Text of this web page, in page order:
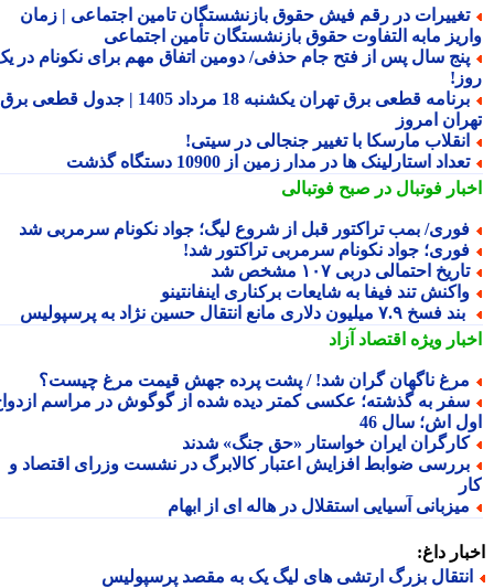
در رقم فیش حقوق بازنشستگان تامین اجتماعی | زمان
مابه التفاوت حقوق بازنشستگان تأمین اجتماعی
سال پس از فتح جام حذفی/ دومین اتفاق مهم برای نکونام در یک
برنامه قطعی برق تهران یکشنبه 18 مرداد 1405 | جدول قطعی برق
امروز
مارسکا با تغییر جنجالی در سیتی!
استارلینک ها در مدار زمین از 10900 دستگاه گذشت
فوتبال در صبح فوتبالی
بمب تراکتور قبل از شروع لیگ؛ جواد نکونام سرمربی شد
جواد نکونام سرمربی تراکتور شد!
احتمالی دربی ۱۰۷ مشخص شد
تند فیفا به شایعات برکناری اینفانتینو
۷.۹ میلیون دلاری مانع انتقال حسین نژاد به پرسپولیس
ویژهاقتصاد آزاد
ناگهان گران شد! / پشت پرده جهش قیمت مرغ چیست؟
به گذشته؛ عکسی کمتر دیده شده از گوگوش در مراسم ازدواج
اش؛ سال 46
ایران خواستار «حق جنگ» شدند
ضوابط افزایش اعتبار کالابرگ در نشست وزرای اقتصاد و
آسیایی استقلال در هاله ای از ابهام
داغ:
بزرگ ارتشی های لیگ یک به مقصد پرسپولیس